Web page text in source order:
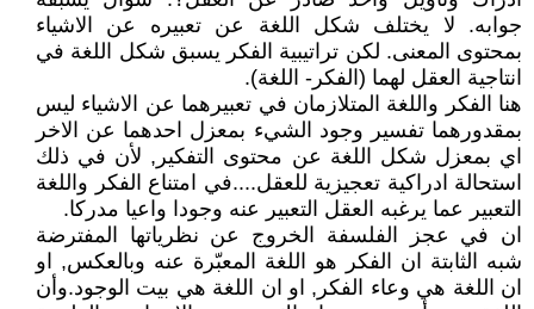
جوابه. لا يختلف شكل اللغة عن تعبيره عن الاشياء
بمحتوى المعنى. لكن تراتيبية الفكر يسبق شكل اللغة في
انتاجية العقل لهما (الفكر- اللغة).
هنا الفكر واللغة المتلازمان في تعبيرهما عن الاشياء ليس
بمقدورهما تفسير وجود الشيء بمعزل احدهما عن الاخر
اي بمعزل شكل اللغة عن محتوى التفكير, لأن في ذلك
استحالة ادراكية تعجيزية للعقل....في امتناع الفكر واللغة
التعبير عما يرغبه العقل التعبير عنه وجودا واعيا مدركا.
ان في عجز الفلسفة الخروج عن نظرياتها المفترضة
شبه الثابتة ان الفكر هو اللغة المعبّرة عنه وبالعكس, او
ان اللغة هي وعاء الفكر, او ان اللغة هي بيت الوجود.وأن